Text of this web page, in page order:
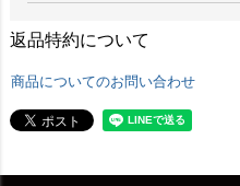
返品特約について
商品についてのお問い合わせ